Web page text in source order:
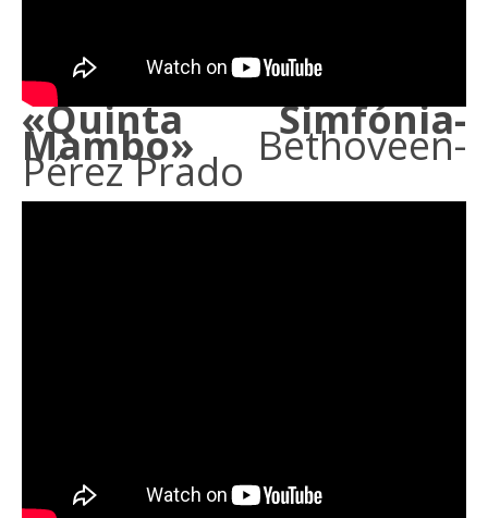
«Quinta Simfónia-
Mambo» Bethoveen-
Pérez Prado